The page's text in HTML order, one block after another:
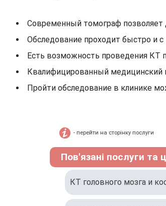
Современный томограф позволяет
Обследование проходит быстро и
Есть возможность проведения КТ
Квалифицированный
Пройти обследование в клинике
- перейти на сторінку послуги
Пов'язані послуги та
КТ головного мозга и